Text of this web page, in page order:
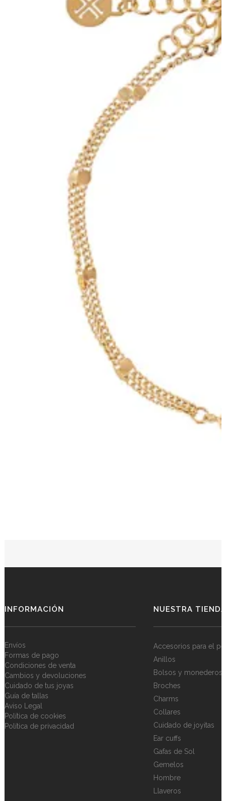
INFORMACIÓN
Envíos
Formas de pago
Condiciones de venta
Cambios y devoluciones
Cuidado de tus joyas
Guía de tallas
Aviso Legal
Política de cookies
Política de privacidad
NUESTRA TIENDA
Accesorios para el
Anillos
Bolsos y monederos
Broches
Charms
Collares
Cuidado de joyitas
Ear cuffs
Gafas de Sol
Gemelos
Hombre
Llaveros